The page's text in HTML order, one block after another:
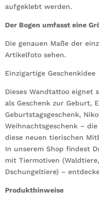
aufgeklebt werden.
Der Bogen umfasst eine
Die genauen Maße der
Artikelfoto sehen.
Einzigartige Geschenkidee
Dieses Wandtattoo eignet
als Geschenk zur Geburt,
Geburtstagsgeschenk,
Weihnachtsgeschenk –
diese neuen tierischen
In unserem Shop findest
mit Tiermotiven
Dschungeltiere) –
Produkthinweise